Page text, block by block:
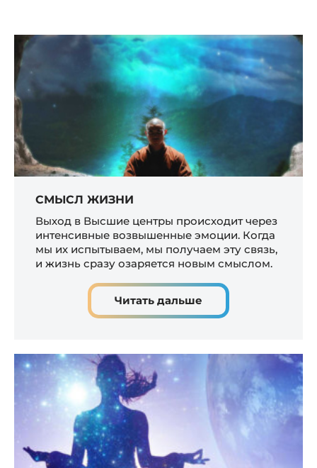
СМЫСЛ ЖИЗНИ
Выход в Высшие центры происходит через
интенсивные возвышенные эмоции. Когда
мы их испытываем, мы получаем эту связь,
и жизнь сразу озаряется новым смыслом.
Читать дальше